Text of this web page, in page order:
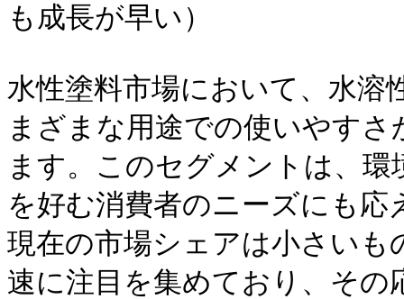
も成長が早い）
水性塗料市場において、水溶
まざまな用途での使いやす
ます。このセグメントは、環
を好む消費者のニーズにも
現在の市場シェアは小さいも
速に注目を集めており、その